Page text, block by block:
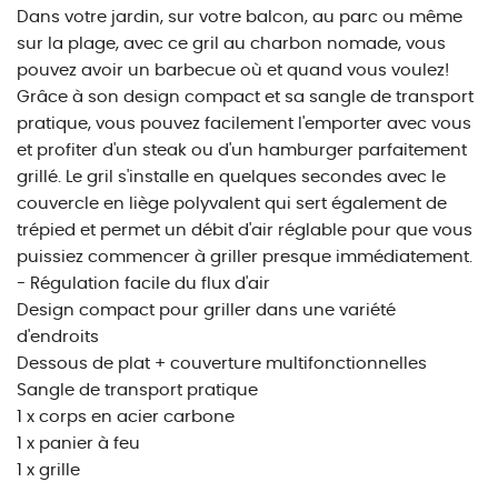
Dans votre jardin, sur votre balcon, au parc ou même
sur la plage, avec ce gril au charbon nomade, vous
pouvez avoir un barbecue où et quand vous voulez!
Grâce à son design compact et sa sangle de transport
pratique, vous pouvez facilement l'emporter avec vous
et profiter d'un steak ou d'un hamburger parfaitement
grillé. Le gril s'installe en quelques secondes avec le
couvercle en liège polyvalent qui sert également de
trépied et permet un débit d'air réglable pour que vous
puissiez commencer à griller presque immédiatement.
- Régulation facile du flux d'air
Design compact pour griller dans une variété
d'endroits
Dessous de plat + couverture multifonctionnelles
Sangle de transport pratique
1 x corps en acier carbone
1 x panier à feu
1 x grille